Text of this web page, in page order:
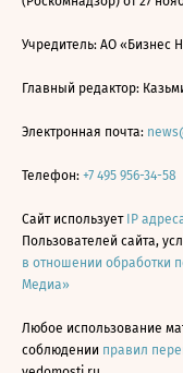
Учредитель: АО «Бизнес
Главный редактор:
Электронная почта:
Телефон: +7 495 956-34-58
Сайт использует IP
Пользователей сайта,
в отношении обработки
Медиа»
Любое использование
соблюдении правил